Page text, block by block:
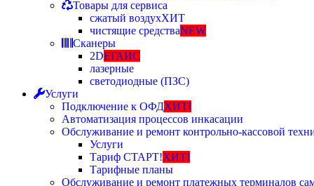
Товары для сервиса
сжатый воздухХИТ
чистящие средстваNEW
Сканеры
2DЕГАИС
лазерные
светодиодные (ПЗС)
Услуги
Подключение к ОФДХИТ!
Автоматизация процессов инкасации
Обслуживание и ремонт контрольно-кассовой
Услуги
Тариф СТАРТ!ХИТ!
Тарифные планы
Обслуживание и ремонт платежных терминалов